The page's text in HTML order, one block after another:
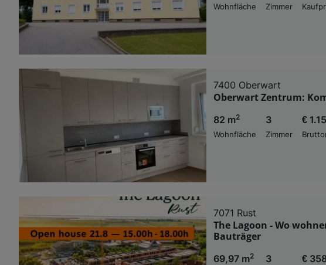
Wohnfläche
Zimmer
7400 Oberwart
Oberwart Zentrum:
82 m2
Wohnfläche
3
Zimmer
€
7071 Rust
The Lagoon - Wo
Bauträger
69,97 m2
3 €